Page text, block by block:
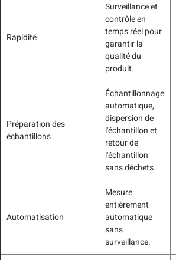
Rapidité
Surveillance et
contrôle en
temps réel pour
garantir la
qualité du
produit.
Préparation des
échantillons
Échantillonnage
automatique,
dispersion de
l'échantillon et
retour de
l'échantillon
sans déchets.
Automatisation
Mesure
entièrement
automatique
sans
surveillance.